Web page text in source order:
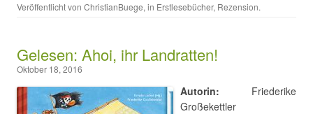
Veröffentlicht von ChristianBuege, in Erstlesebücher, Rezension.
Gelesen: Ahoi, ihr Landratten!
Oktober 18, 2016
Autorin: Friederike
Großekettler